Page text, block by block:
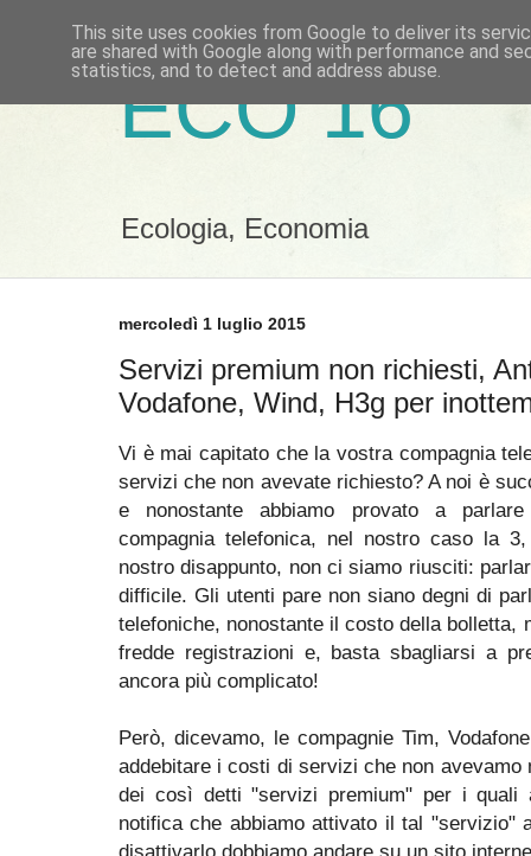
ECO 16
Ecologia, Economia
mercoledì 1 luglio 2015
Servizi premium non richiesti,
Vodafone, Wind, H3g per
Vi è mai capitato che la vostra compagnia
servizi che non avevate richiesto? A noi è
e nonostante abbiamo provato a
compagnia telefonica, nel nostro caso la
nostro disappunto, non ci siamo riusciti:
difficile. Gli utenti pare non siano degni di
telefoniche, nonostante il costo della bolletta,
fredde registrazioni e, basta sbagliarsi a
ancora più complicato!
Però, dicevamo, le compagnie Tim,
addebitare i costi di servizi che non
dei così detti "servizi premium" per i
notifica che abbiamo attivato il tal "servizio"
disattivarlo dobbiamo andare su un sito
This site uses cookies from Google to deliver its
are shared with Google along with performance and
statistics, and to detect and address abuse.